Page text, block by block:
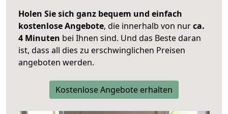
Holen Sie sich ganz bequem und einfach
kostenlose Angebote, die innerhalb von nurca.
4 Minuten bei Ihnen sind. Und das Beste daran
ist, dass all dies zu erschwinglichen Preisen
angeboten werden.
Kostenlose Angebote erhalten